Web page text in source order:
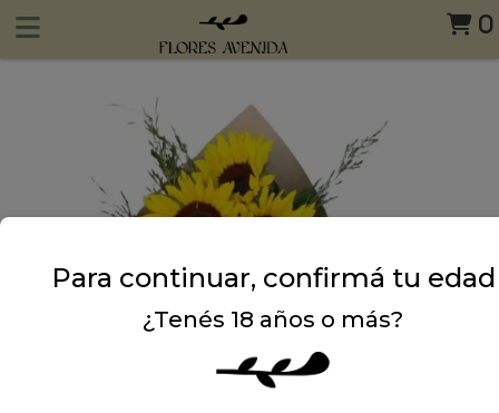
0
Para continuar, confirmá tu edad
¿Tenés 18 años o más?